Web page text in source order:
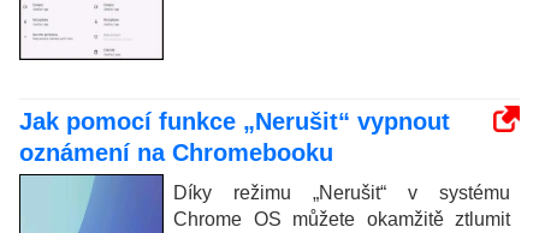
Jak pomocí funkce „Nerušit“ vypnout
oznámení na Chromebooku
Díky režimu „Nerušit“ v systému
Chrome OS můžete okamžitě ztlumit